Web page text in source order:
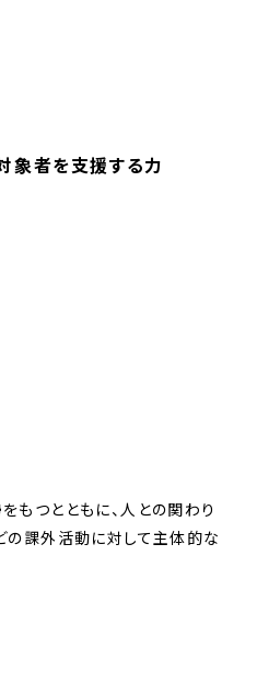
者を支援する力
もつとともに、人との関わり
の課外活動に対して主体的な